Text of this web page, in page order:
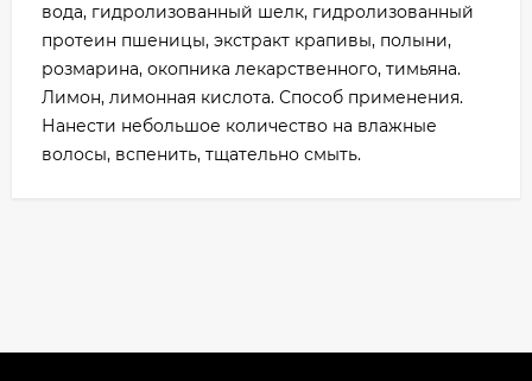
вода, гидролизованный шелк, гидролизованный
протеин пшеницы, экстракт крапивы, полыни,
розмарина, окопника лекарственного, тимьяна.
Лимон, лимонная кислота. Способ применения.
Нанести небольшое количество на влажные
волосы, вспенить, тщательно смыть.